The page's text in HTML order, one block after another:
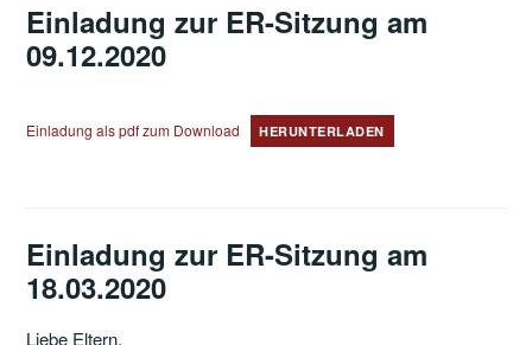
Einladung zur ER-Sitzung am
09.12.2020
Einladung als pdf zum Download HERUNTERLADEN
Einladung zur ER-Sitzung am
18.03.2020
Liebe Eltern,